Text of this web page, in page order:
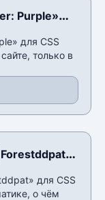
Purple»
для CSS
только в
для CSS
о чём